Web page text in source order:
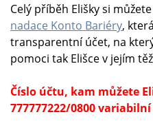
Celý příběh Elišky si
nadace Konto Bariéry,
transparentní účet, na
pomoci tak Elišce v jejím
Číslo účtu, kam můžete
777777222/0800